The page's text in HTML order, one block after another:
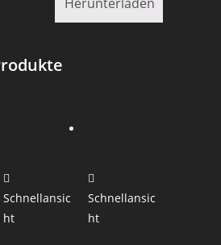
Schnellansic
ht
Schnellansic
ht